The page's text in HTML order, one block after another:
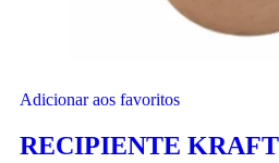
Adicionar aos favoritos
RECIPIENTE